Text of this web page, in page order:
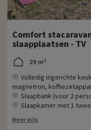
Comfort
slaapplaatsen - TV
29 m²
Volledig ingerichte
magnetron,
Slaapbank (voor 2
Slaapkamer met 1
Meer info